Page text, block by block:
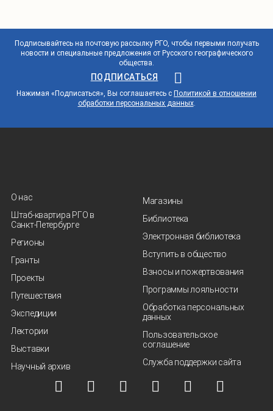
Подписывайтесь на почтовую рассылку РГО, чтобы первыми получать
новости и специальные предложения от Русского географического
общества.
ПОДПИСАТЬСЯ
Нажимая «Подписаться», Вы соглашаетесь с Политикой в отношении
обработки персональных данных.
О нас
Штаб-квартира РГО в
Санкт‑Петербурге
Регионы
Гранты
Проекты
Путешествия
Экспедиции
Лектории
Выставки
Научный архив
Магазины
Библиотека
Электронная библиотека
Вступить в общество
Взносы и пожертвования
Программы лояльности
Обработка персональных
данных
Пользовательское
соглашение
Служба поддержки сайта